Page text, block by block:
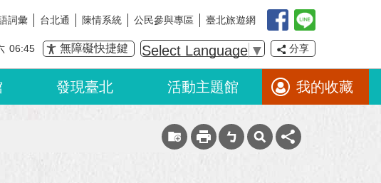
詞彙 台北通 陳情系統 公民參與專區 臺北旅遊網
06:45 無障礙快捷鍵 Select Language ▼ 分享
發現臺北 活動主題館 我的收藏